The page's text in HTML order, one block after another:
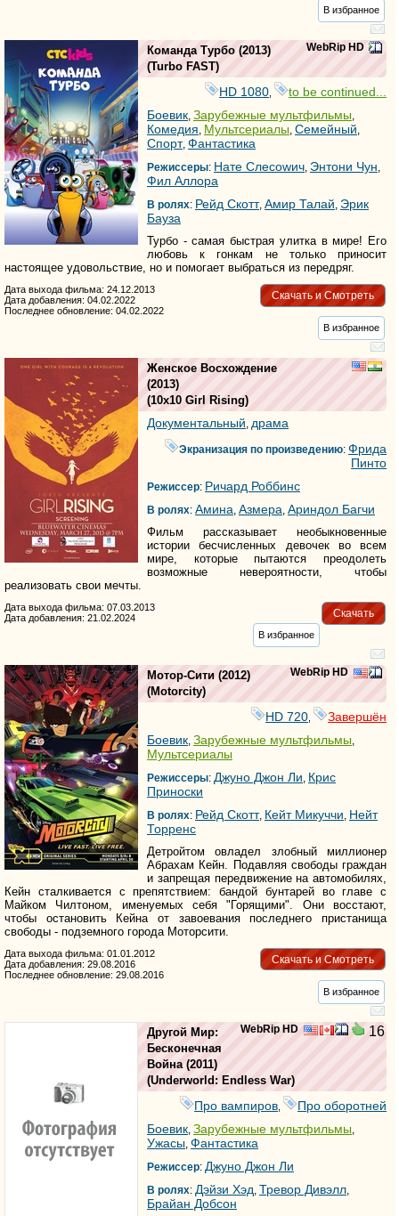
В избранное
WebRip HD
Команда Турбо (2013)
(Turbo FAST)
HD 1080,
to be continued...
Боевик, Зарубежные мультфильмы,
Комедия, Мультсериалы, Семейный,
Спорт, Фантастика
Режиссеры: Нате Cлесоwич, Энтони Чун,
Фил Аллора
В ролях: Рейд Скотт, Амир Талай, Эрик
Бауза
Турбо - самая быстрая улитка в мире! Его
любовь к гонкам не только приносит
настоящее удовольствие, но и помогает выбраться из передряг.
Скачать и Смотреть
Дата выхода фильма: 24.12.2013
Дата добавления: 04.02.2022
Последнее обновление: 04.02.2022
В избранное
Женское Восхождение
(2013)
(10x10 Girl Rising)
Документальный, драма
Экранизация по произведению:Фрида
Пинто
Режиссер: Ричард Роббинс
В ролях: Амина, Азмера, Ариндол Багчи
Фильм рассказывает необыкновенные
истории бесчисленных девочек во всем
мире, которые пытаются преодолеть
возможные невероятности, чтобы
реализовать свои мечты.
Скачать
Дата выхода фильма: 07.03.2013
Дата добавления: 21.02.2024
В избранное
WebRip HD
Мотор-Сити (2012)
(Motorcity)
HD 720
Завершён
Боевик, Зарубежные мультфильмы,
Мультсериалы
Режиссеры: Джуно Джон Ли, Крис
Приноски
В ролях: Рейд Скотт, Кейт Микуччи, Нейт
Торренс
Детройтом овладел злобный миллионер
Абрахам Кейн. Подавляя свободы граждан
и запрещая передвижение на автомобилях,
Кейн сталкивается с препятствием: бандой бунтарей во главе с
Майком Чилтоном, именуемых себя "Горящими". Они восстают,
чтобы остановить Кейна от завоевания последнего пристанища
свободы - подземного города Моторсити.
Скачать и Смотреть
Дата выхода фильма: 01.01.2012
Дата добавления: 29.08.2016
Последнее обновление: 29.08.2016
В избранное
WebRip HD 16
Другой Мир:
Бесконечная
Война (2011)
(Underworld: Endless War)
Про вампиров
Про оборотней
Боевик, Зарубежные мультфильмы,
Ужасы, Фантастика
Режиссер: Джуно Джон Ли
В ролях: Дэйзи Хэд, Тревор Дивэлл,
Брайан Добсон